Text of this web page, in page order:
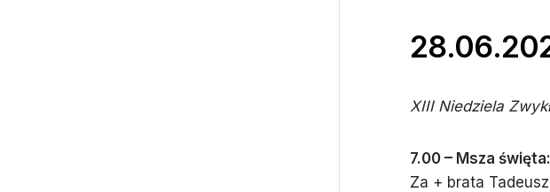
XIII Niedziela
7.00 – Msza święta:
Za + brata